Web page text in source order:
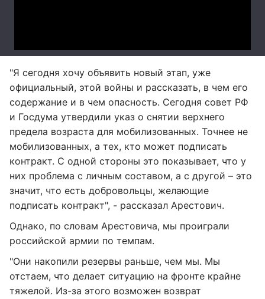
"Я сегодня хочу объявить новый этап, уже
официальный, этой войны и рассказать, в чем его
содержание и в чем опасность. Сегодня совет РФ
и Госдума утвердили указ о снятии верхнего
предела возраста для мобилизованных. Точнее не
мобилизованных, а тех, кто может подписать
контракт. С одной стороны это показывает, что у
них проблема с личным составом, а с другой – это
значит, что есть добровольцы, желающие
подписать контракт", - рассказал Арестович.
Однако, по словам Арестовича, мы проиграли
российской армии по темпам.
"Они накопили резервы раньше, чем мы. Мы
отстаем, что делает ситуацию на фронте крайне
тяжелой. Из-за этого возможен возврат